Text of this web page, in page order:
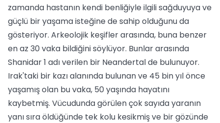
zamanda hastanın kendi benliğiyle ilgili sağduyuya ve
güçlü bir yaşama isteğine de sahip olduğunu da
gösteriyor. Arkeolojik keşifler arasında, buna benzer
en az 30 vaka bildiğini söylüyor. Bunlar arasında
Shanidar 1 adı verilen bir Neandertal de bulunuyor.
Irak'taki bir kazı alanında bulunan ve 45 bin yıl önce
yaşamış olan bu vaka, 50 yaşında hayatını
kaybetmiş. Vücudunda görülen çok sayıda yaranın
yanı sıra öldüğünde tek kolu kesikmiş ve bir gözünde